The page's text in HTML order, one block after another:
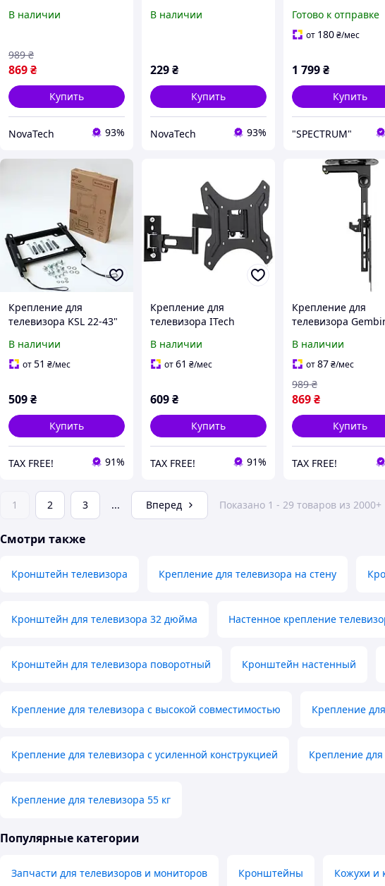
В наличии
869₴
989 ₴
Купить
NovaTech 93%
В наличии
229₴
Купить
NovaTech 93%
43"-100" Brateck
69T Кронштейн для
вертикальной
регулировкой
Готово к отправке
от 180₴/мес
1 799₴
Купить
"SPECTRUM"
Крепление для
телевизора KSL 22-43"
В наличии
от51 ₴/мес
509₴
Купить
TAX FREE! 91%
Крепление для
телевизора ITech
В наличии
от61 ₴/мес
609₴
Купить
TAX FREE! 91%
Крепление для
телевизора
В наличии
от87₴/мес
869₴
989 ₴
Купить
TAX FREE!
1 2 3 ... Вперед Показано 1 - 29 товаров из 2000+
Смотри также
Кронштейн телевизора Крепление для телевизора на стену
Кронштейн для телевизора 32 дюйма Настенное крепление
Кронштейн для телевизора поворотный Кронштейн настенный
Крепление для телевизора с высокой совместимостью Крепление
Крепление для телевизора с усиленной конструкцией Крепление для
Крепление для телевизора 55 кг
Популярные категории
Запчасти для телевизоров и мониторов Кронштейны Кожухи и